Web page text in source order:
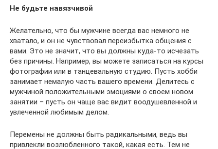
Не будьте навязчивой
Желательно, что бы мужчине всегда вас немного не
хватало, и он не чувствовал переизбытка общения с
вами. Это не значит, что вы должны куда-то исчезать
без причины. Например, вы можете записаться на курсы
фотографии или в танцевальную студию. Пусть хобби
занимает немалую часть вашего времени. Делитесь с
мужчиной положительными эмоциями о своем новом
занятии – пусть он чаще вас видит воодушевленной и
увлеченной любимым делом.
Перемены не должны быть радикальными, ведь вы
привлекли возлюбленного такой, какая есть. Тем не